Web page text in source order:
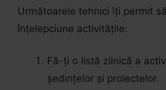
Următoarele tehnici îți permit
înțelepciune activitățile:
Fă-ți o listă zilnică a
ședințelor și proiectelor.